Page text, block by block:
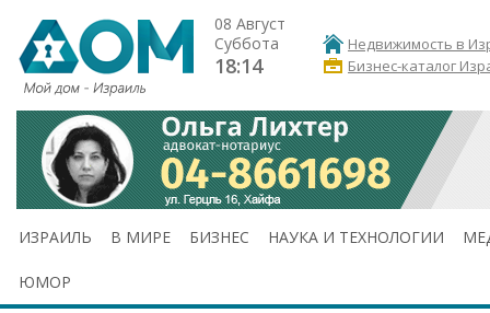
08 Август
Суббота
18:14
Недвижимость в
Бизнес-каталог
ИЗРАИЛЬ В МИРЕ БИЗНЕС НАУКА И ТЕХНОЛОГИИ
ЮМОР